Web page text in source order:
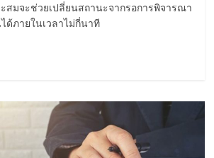
ะสมจะช่วยเปลี่ยนสถานะจากรอการพิจารณา
ด้ภายในเวลาไม่กี่นาที